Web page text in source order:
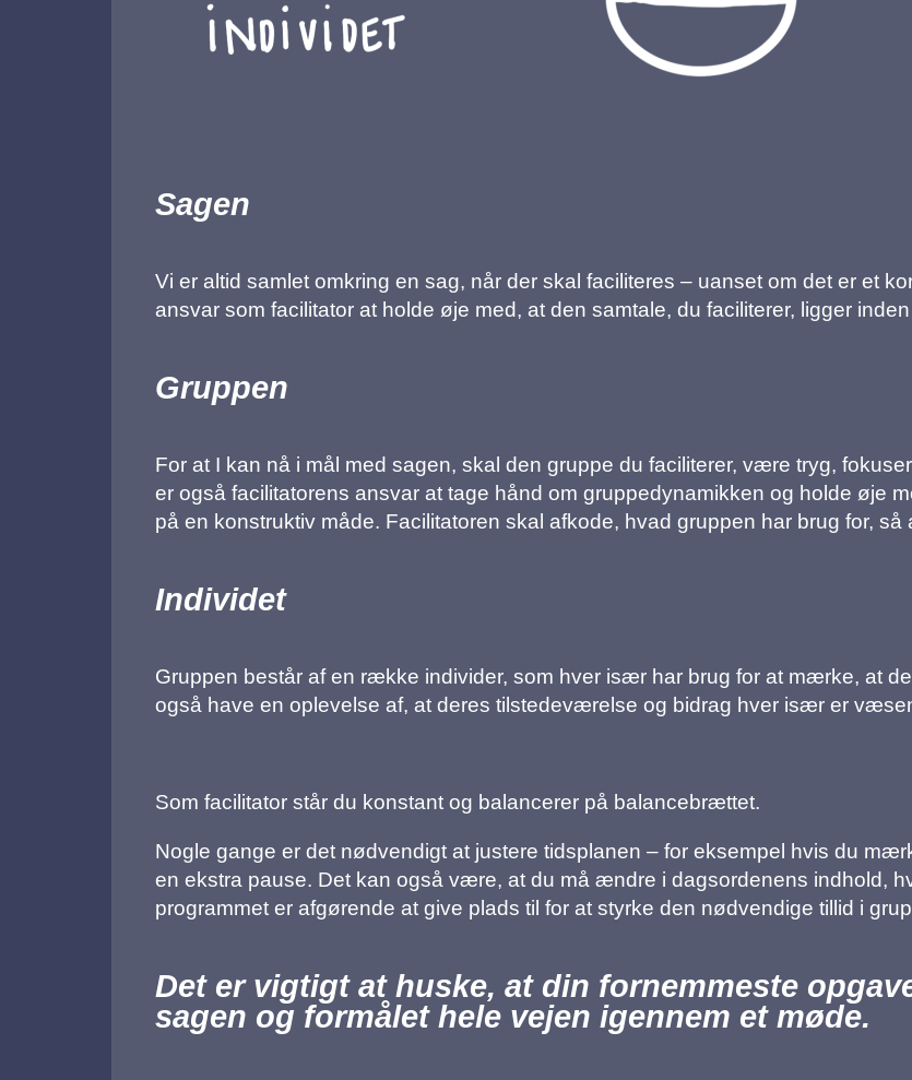
Sagen
Vi er altid samlet omkring en sag, når der skal faciliteres – uanset om det er et
ansvar som facilitator at holde øje med, at den samtale, du faciliterer, ligger
Gruppen
For at I kan nå i mål med sagen, skal den gruppe du faciliterer, være tryg,
er også facilitatorens ansvar at tage hånd om gruppedynamikken og holde øje
på en konstruktiv måde. Facilitatoren skal afkode, hvad gruppen har brug for, så
Individet
Gruppen består af en række individer, som hver især har brug for at mærke, at
også have en oplevelse af, at deres tilstedeværelse og bidrag hver især er
Som facilitator står du konstant og balancerer på balancebrættet.
Nogle gange er det nødvendigt at justere tidsplanen – for eksempel hvis du
en ekstra pause. Det kan også være, at du må ændre i dagsordenens indhold,
programmet er afgørende at give plads til for at styrke den nødvendige tillid i
Det er vigtigt at huske, at din fornemmeste
sagen og formålet hele vejen igennem et møde.